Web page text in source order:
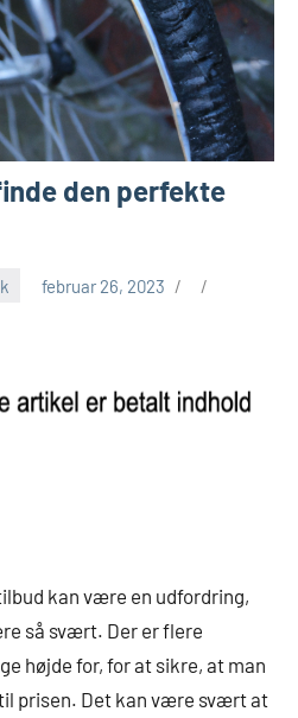
den perfekte
februar 26, 2023
kan være en udfordring,
så svært. Der er flere
højde for, for at sikre, at man
prisen. Det kan være svært at